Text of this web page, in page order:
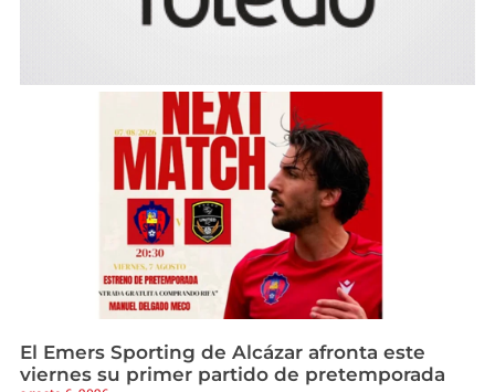
El Emers Sporting de Alcázar afronta este
viernes su primer partido de pretemporada